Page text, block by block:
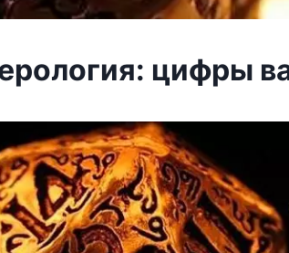
цифры